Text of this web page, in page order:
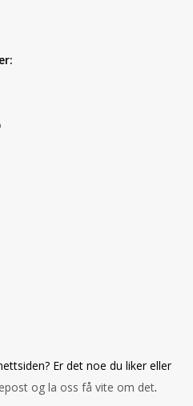
Er det noe du liker eller
og la oss få vite om det.